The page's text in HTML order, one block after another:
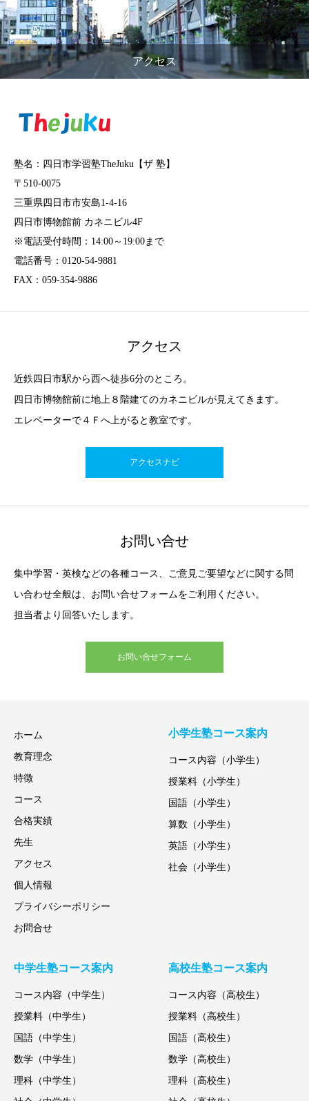
アクセス
塾名：四日市学習塾TheJuku【ザ 塾】
〒510-0075
三重県四日市市安島1-4-16
四日市博物館前 カネニビル4F
※電話受付時間：14:00～19:00まで
電話番号：0120-54-9881
FAX：059-354-9886
アクセス
近鉄四日市駅から西へ徒歩6分のところ。
四日市博物館前に地上８階建てのカネニビルが見えてきます。
エレベーターで４Ｆへ上がると教室です。
アクセスナビ
お問い合せ
集中学習・英検などの各種コース、ご意見ご要望などに関する問
い合わせ全般は、お問い合せフォームをご利用ください。
担当者より回答いたします。
お問い合せフォーム
ホーム
教育理念
特徴
コース
合格実績
先生
アクセス
個人情報
プライバシーポリシー
お問合せ
小学生塾コース案内
コース内容（小学生）
授業料（小学生）
国語（小学生）
算数（小学生）
英語（小学生）
社会（小学生）
中学生塾コース案内
コース内容（中学生）
授業料（中学生）
国語（中学生）
数学（中学生）
理科（中学生）
高校生塾コース案内
コース内容（高校生）
授業料（高校生）
国語（高校生）
数学（高校生）
理科（高校生）